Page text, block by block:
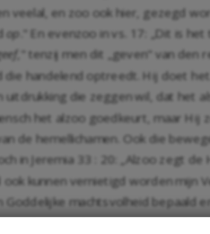
veelal, en zoo ook hier, gezegd
op ." En evenzoo in vs. 17: „Dit is
," tenzij men dit „geven" van
handelend optreedt. Hij doet
uitdrukking die zeggen wil, dat het
het alzoo goedkeurt, maar Hij
hemellichamen. Ook die
in Jeremia 33 : 20: „Alzoo zegt
kunnen vernietigd worden mijn
machtsvolheid bepaald
Vandaar dat deze naam vanVerbond